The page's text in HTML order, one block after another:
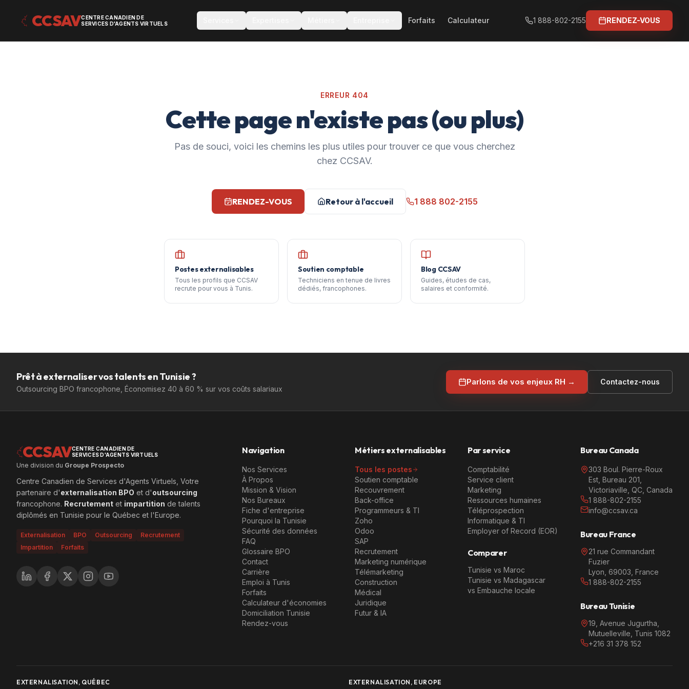
CCSAVCENTRE CANADIEN DE
SERVICES D'AGENTS VIRTUELS
Forfaits Calculateur 1 888-802-2155 RENDEZ-VOUS
ERREUR 404
Cette page n'existe pas (ou plus)
Pas de souci, voici les chemins les plus utiles pour trouver ce que vous cherchez
chez CCSAV.
RENDEZ-VOUS Retour à l'accueil 1 888 802-2155
Postes externalisables
Tous les profils que CCSAV
recrute pour vous à Tunis.
Soutien comptable
Techniciens en tenue de livres
dédiés, francophones.
Blog CCSAV
Guides, études de cas,
salaires et conformité.
Prêt à externaliser vos talents en Tunisie ?
Outsourcing BPO francophone, Économisez 40 à 60 % sur vos coûts salariaux
Parlons de vos enjeux RH → Contactez-nous
CCSAVCENTRE CANADIEN DE
SERVICES D'AGENTS VIRTUELS
Une division du Groupe Prospecto
Centre Canadien de Services d'Agents Virtuels, Votre
partenaire d'externalisation BPO et d'outsourcing
francophone. Recrutement et impartition de talents
diplômés en Tunisie pour le Québec et l'Europe.
Externalisation BPO Outsourcing
Recrutement
Impartition
Forfaits
Navigation
Nos Services
À Propos
Mission & Vision
Nos Bureaux
Fiche d'entreprise
Pourquoi la Tunisie
Sécurité des données
FAQ
Glossaire BPO
Contact
Carrière
Emploi à Tunis
Forfaits
Calculateur d'économies
Domiciliation Tunisie
Rendez-vous
Métiers externalisables
Tous les postes
Soutien comptable
Recouvrement
Back-office
Programmeurs & TI
Zoho
Odoo
SAP
Recrutement
Marketing numérique
Télémarketing
Construction
Médical
Juridique
Futur & IA
Par service
Comptabilité
Service client
Marketing
Ressources humaines
Téléprospection
Informatique & TI
Employer of Record (EOR)
Comparer
Tunisie vs Maroc
Tunisie vs Madagascar
vs Embauche locale
Bureau Canada
303 Boul. Pierre-Roux
Est, Bureau 201,
Victoriaville, QC, Canada
1 888-802-2155
info@ccsav.ca
Bureau France
21 rue Commandant
Fuzier
Lyon, 69003, France
1 888-802-2155
Bureau Tunisie
19, Avenue Jugurtha,
Mutuelleville, Tunis 1082
+216 31 378 152
EXTERNALISATION, QUÉBEC EXTERNALISATION, EUROPE